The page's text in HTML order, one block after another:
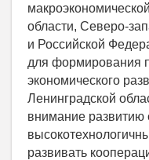
области, Северо-
и Российской
для формирования
экономического
Ленинградской
внимание развитию
развивать